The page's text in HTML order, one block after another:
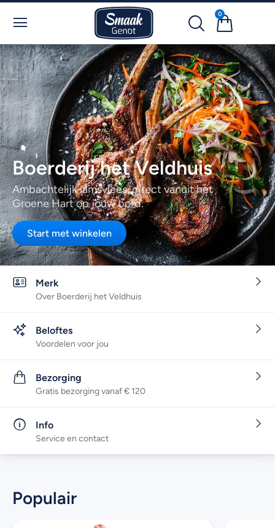
0
Boerderij het Veldhuis
Ambachtelijk lamsvlees, direct vanuit het
Groene Hart op jouw bord.
Start met winkelen
Merk
Over Boerderij het Veldhuis
Beloftes
Voordelen voor jou
Bezorging
Gratis bezorging vanaf € 120
Info
Service en contact
Populair